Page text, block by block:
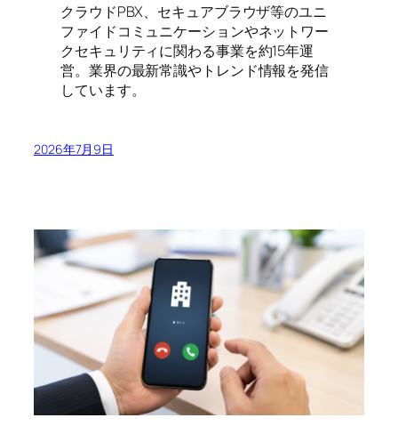
クラウドPBX、セキュアブラウザ等のユニ
ファイドコミュニケーションやネットワー
クセキュリティに関わる事業を約15年運
営。業界の最新常識やトレンド情報を発信
しています。
2026年7月9日